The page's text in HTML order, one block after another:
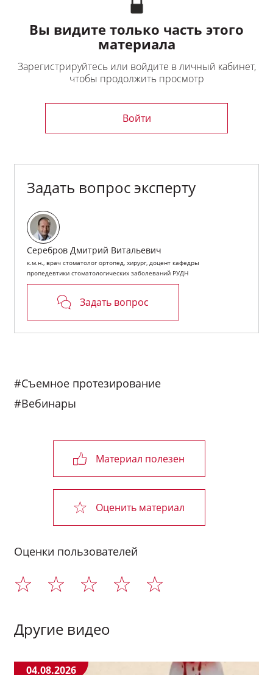
Скачать Рекомендации по использованию протеза
Вы видите только часть этого
материала
Зарегистрируйтесь или войдите в личный кабинет,
чтобы продолжить просмотр
Войти
Задать вопрос эксперту
Серебров Дмитрий Витальевич
к.м.н., врач стоматолог ортопед, хирург, доцент кафедры
пропедевтики стоматологических заболеваний РУДН
Задать вопрос
#Съемное протезирование
#Вебинары
Материал полезен
Оценить материал
Оценки пользователей
Другие видео
04.08.2026